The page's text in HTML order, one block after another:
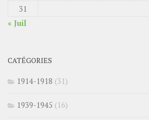
31
« Juil
CATÉGORIES
1914-1918 (31)
1939-1945 (16)